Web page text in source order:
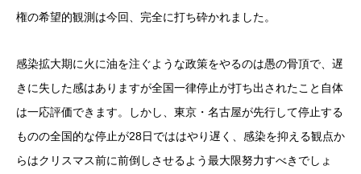
権の希望的観測は今回、完全に打ち砕かれました。
感染拡大期に火に油を注ぐような政策をやるのは愚の骨頂で、遅
きに失した感はありますが全国一律停止が打ち出されたこと自体
は一応評価できます。しかし、東京・名古屋が先行して停止する
ものの全国的な停止が28日でははやり遅く、感染を抑える観点か
らはクリスマス前に前倒しさせるよう最大限努力すべきでしょ